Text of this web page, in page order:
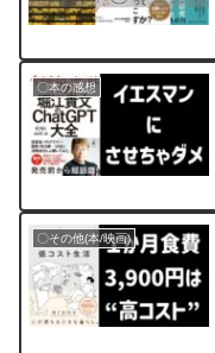
〇本の感想
〇その他(本/映画)